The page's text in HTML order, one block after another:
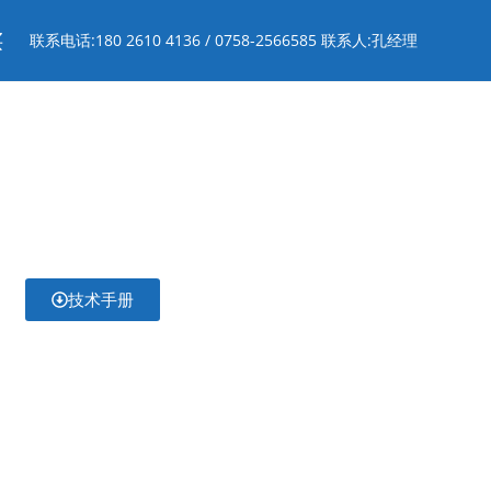
联系电话:180 2610 4136 / 0758-2566585 联系人:孔经理
技术手册